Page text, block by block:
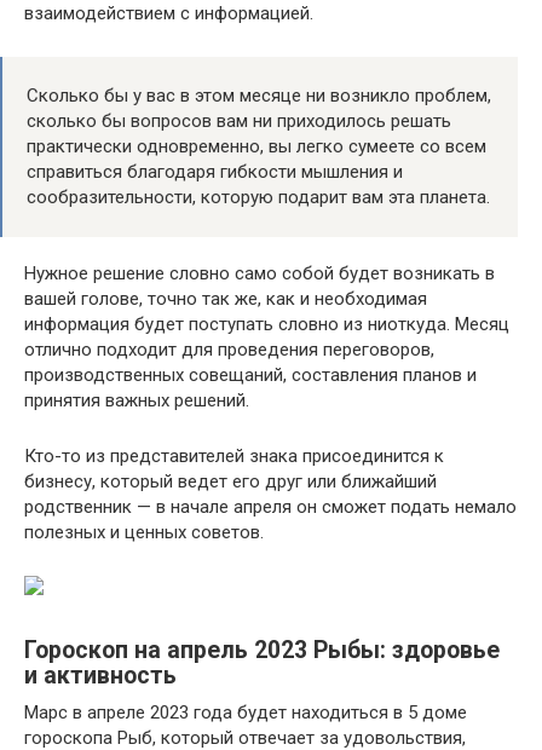
взаимодействием с информацией.
Сколько бы у вас в этом месяце ни возникло проблем,
сколько бы вопросов вам ни приходилось решать
практически одновременно, вы легко сумеете со всем
справиться благодаря гибкости мышления и
сообразительности, которую подарит вам эта планета.
Нужное решение словно само собой будет возникать в
вашей голове, точно так же, как и необходимая
информация будет поступать словно из ниоткуда. Месяц
отлично подходит для проведения переговоров,
производственных совещаний, составления планов и
принятия важных решений.
Кто-то из представителей знака присоединится к
бизнесу, который ведет его друг или ближайший
родственник — в начале апреля он сможет подать немало
полезных и ценных советов.
Гороскоп на апрель 2023 Рыбы: здоровье
и активность
Марс в апреле 2023 года будет находиться в 5 доме
гороскопа Рыб, который отвечает за удовольствия,